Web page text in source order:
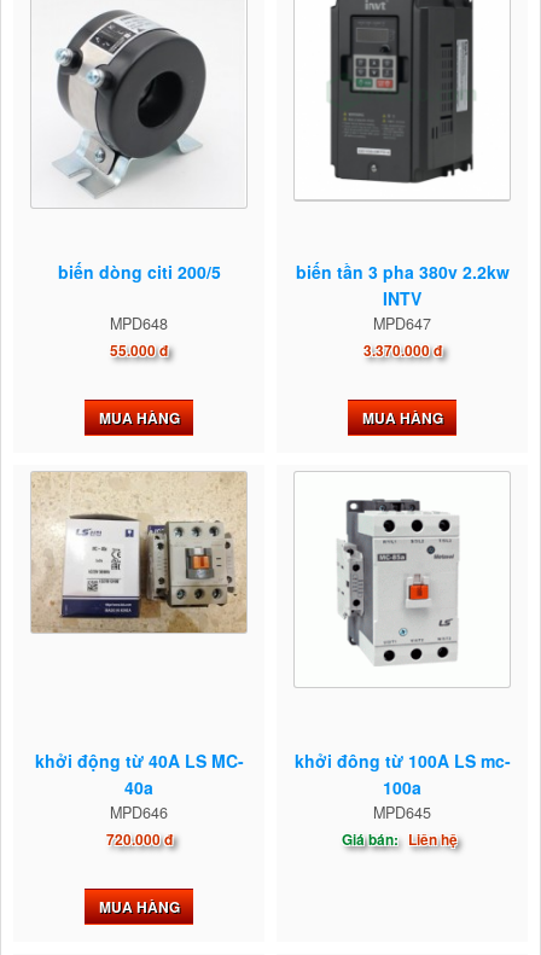
biến dòng citi 200/5
MPD648
55.000 đ
MUA HÀNG
biến tần 3 pha 380v 2.2kw
INTV
MPD647
3.370.000 đ
MUA HÀNG
khởi động từ 40A LS MC-
40a
MPD646
720.000 đ
MUA HÀNG
khởi đông từ 100A LS mc-
100a
MPD645
Giá bán: Liên hệ